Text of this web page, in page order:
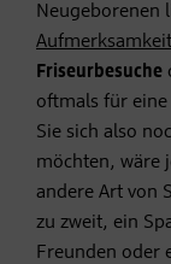
Neugeborenen
Friseurbesuche
oftmals für
Sie sich also
möchten, wäre
andere Art von
zu zweit, ein
Freunden oder